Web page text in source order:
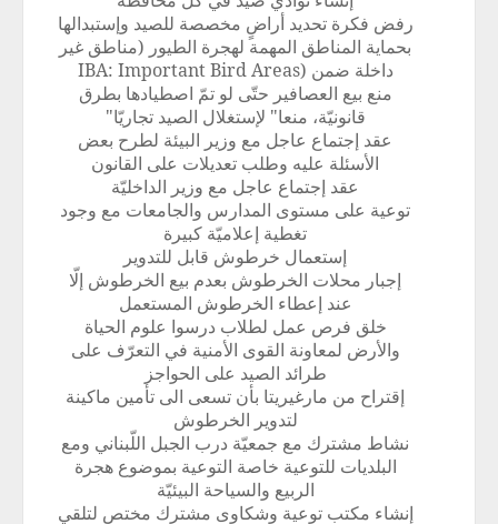
رفض فكرة تحديد أراضٍ مخصصة للصيد وإستبدالها
بحماية المناطق المهمة لهجرة الطيور (مناطق غير
داخلة ضمن IBA: Important Bird Areas)
منع بيع العصافير حتّى لو تمّ اصطيادها بطرق
قانونيّة، منعا" لإستغلال الصيد تجاريّا"
عقد إجتماع عاجل مع وزير البيئة لطرح بعض
الأسئلة عليه وطلب تعديلات على القانون
عقد إجتماع عاجل مع وزير الداخليّة
توعية على مستوى المدارس والجامعات مع وجود
تغطية إعلاميّة كبيرة
إستعمال خرطوش قابل للتدوير
إجبار محلات الخرطوش بعدم بيع الخرطوش إلّا
عند إعطاء الخرطوش المستعمل
خلق فرص عمل لطلاب درسوا علوم الحياة
والأرض لمعاونة القوى الأمنية في التعرّف على
طرائد الصيد على الحواجز
إقتراح من مارغيريتا بأن تسعى الى تأمين ماكينة
لتدوير الخرطوش
نشاط مشترك مع جمعيّة درب الجبل اللّبناني ومع
البلديات للتوعية خاصة التوعية بموضوع هجرة
الربيع والسياحة البيئيّة
إنشاء مكتب توعية وشكاوى مشترك مختص لتلقي